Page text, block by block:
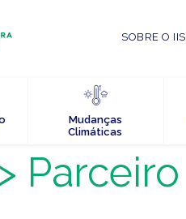
SOBRE O IIS
Mudanças
Climáticas
Parceiro